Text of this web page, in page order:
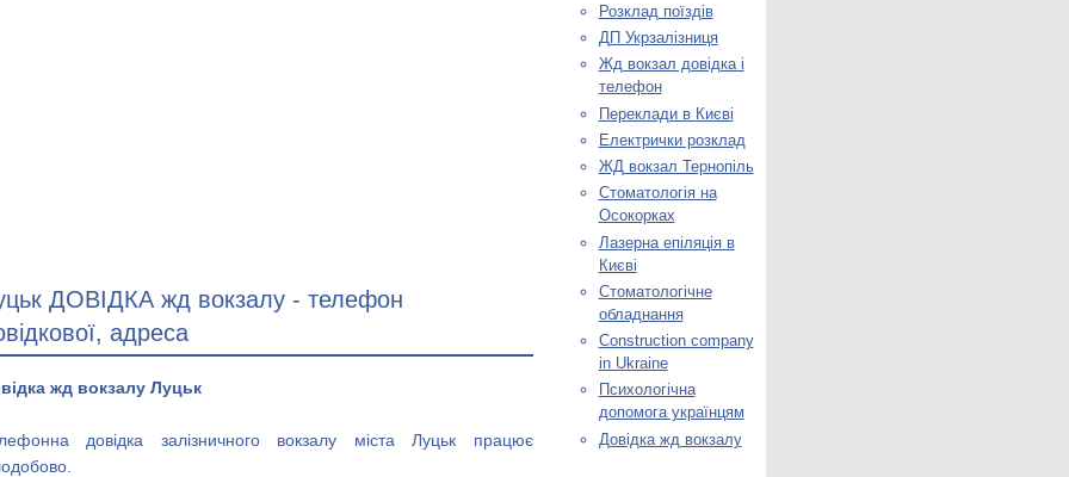
ДОВІДКА жд вокзалу - телефон
адреса
жд вокзалу Луцьк
довідка залізничного вокзалу міста Луцьк працює
Розклад поїздів
ДП Укрзалізниця
Жд вокзал довідка і
телефон
Переклади в Києві
Електрички розклад
ЖД вокзал Тернопіль
Стоматологія на
Осокорках
Лазерна епіляція в
Києві
Стоматологічне
обладнання
Construction company
in Ukraine
Психологічна
допомога українцям
Довідка жд вокзалу